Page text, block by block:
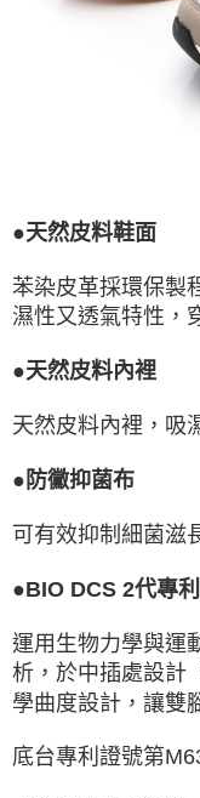
●天然皮料鞋面
苯染皮革採環保製
濕性又透氣特性，
●天然皮料內裡
天然皮料內裡，吸
●防黴抑菌布
可有效抑制細菌滋
●BIO DCS 2代專
運用生物力學與運
析，於中插處設計
學曲度設計，讓雙
底台專利證號第